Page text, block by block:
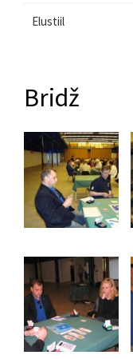
Elustiil
Bridž